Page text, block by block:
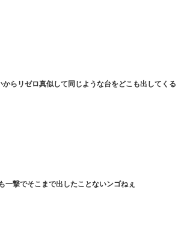
からリゼロ真似して同じような台をどこも出してくる
一撃でそこまで出したことないンゴねぇ